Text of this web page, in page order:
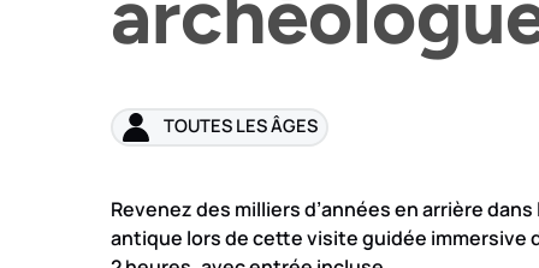
TOUTES LES ÂGES
Revenez des milliers d’années en arrière dans
antique lors de cette visite guidée immersive